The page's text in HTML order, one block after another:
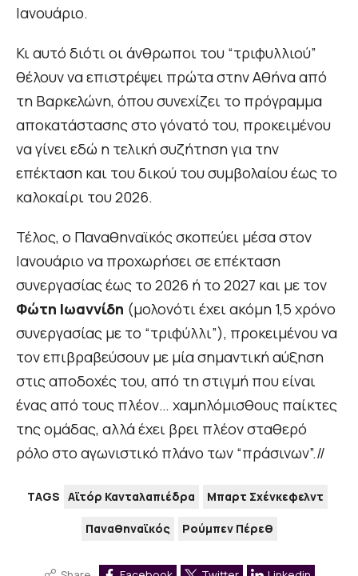
Ιανουάριο.
Κι αυτό διότι οι άνθρωποι του “τριφυλλιού”
θέλουν να επιστρέψει πρώτα στην Αθήνα από
τη Βαρκελώνη, όπου συνεχίζει το πρόγραμμα
αποκατάστασης στο γόνατό του, προκειμένου
να γίνει εδώ η τελική συζήτηση για την
επέκταση και του δικού του συμβολαίου έως το
καλοκαίρι του 2026.
Τέλος, ο Παναθηναϊκός σκοπεύει μέσα στον
Ιανουάριο να προχωρήσει σε επέκταση
συνεργασίας έως το 2026 ή το 2027 και με τον
Φώτη Ιωαννίδη (μολονότι έχει ακόμη 1,5 χρόνο
συνεργασίας με το “τριφύλλι”), προκειμένου να
τον επιβραβεύσουν με μία σημαντική αύξηση
στις αποδοχές του, από τη στιγμή που είναι
ένας από τους πλέον… χαμηλόμισθους παίκτες
της ομάδας, αλλά έχει βρει πλέον σταθερό
ρόλο στο αγωνιστικό πλάνο των “πράσινων”.//
TAGS Αϊτόρ Κανταλαπιέδρα Μπαρτ Σχένκεφελντ
Παναθηναϊκός Ρούμπεν Πέρεθ